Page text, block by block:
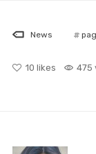
News
10 likes 475